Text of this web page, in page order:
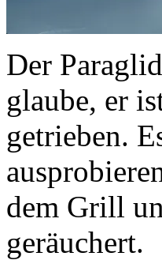
Der
glaube, er
getrieben.
dem Grill
geräuchert.